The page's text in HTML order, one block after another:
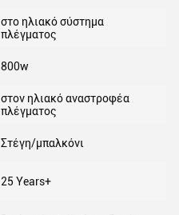
στο ηλιακό σύστημα
πλέγματος
800w
στον ηλιακό αναστροφέα
πλέγματος
Στέγη/μπαλκόνι
25 Years+